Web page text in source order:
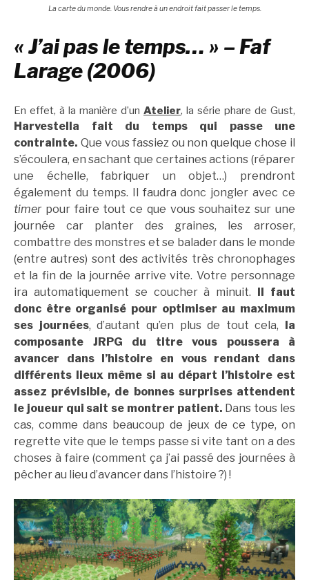
La carte du monde. Vous rendre à un endroit fait passer le temps.
« J’ai pas le temps… » – Faf
Larage (2006)
En effet, à la manière d’un Atelier, la série phare de Gust,
Harvestella fait du temps qui passe une
contrainte. Que vous fassiez ou non quelque chose il
s’écoulera, en sachant que certaines actions (réparer
une échelle, fabriquer un objet…) prendront
également du temps. Il faudra donc jongler avec ce
timerpour faire tout ce que vous souhaitez sur une
journée car planter des graines, les arroser,
combattre des monstres et se balader dans le monde
(entre autres) sont des activités très chronophages
et la fin de la journée arrive vite. Votre personnage
ira automatiquement se coucher à minuit. Il faut
donc être organisé pour optimiser au maximum
ses journées, d’autant qu’en plus de tout cela, la
composante JRPG du titre vous poussera à
avancer dans l’histoire en vous rendant dans
différents lieux même si au départ l’histoire est
assez prévisible, de bonnes surprises attendent
le joueur qui sait se montrer patient. Dans tous les
cas, comme dans beaucoup de jeux de ce type, on
regrette vite que le temps passe si vite tant on a des
choses à faire (comment ça j’ai passé des journées à
pêcher au lieu d’avancer dans l’histoire ?) !